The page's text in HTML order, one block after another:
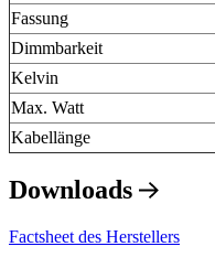
Fassung
Dimmbarkeit
Kelvin
Max. Watt
Kabellänge
Downloads
Factsheet des Herstellers